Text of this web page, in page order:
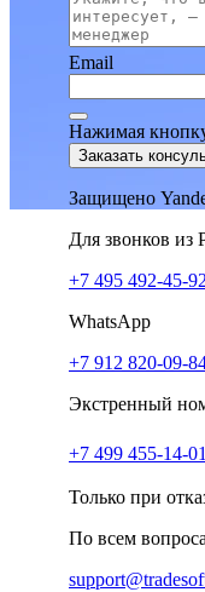
Email
Нажимая
Заказать
Защищено
Для звонков
+7 495 492-45-92
WhatsApp
+7 912 820-09-
Экстренный
+7 499 455-14-01
Только при
По всем